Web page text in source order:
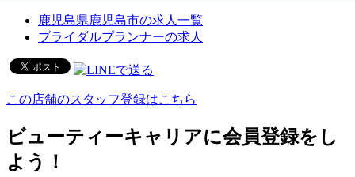
鹿児島県鹿児島市の求人一覧
ブライダルプランナーの求人
この店舗のスタッフ登録はこちら
ビューティーキャリアに会員登録をし
よう！